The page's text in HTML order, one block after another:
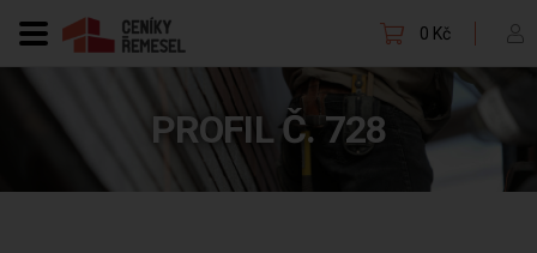
0 Kč
PROFIL Č. 728